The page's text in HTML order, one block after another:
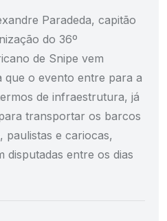
Paradeda, capitão
do 36º
de Snipe vem
o evento entre para a
de infraestrutura, já
transportar os barcos
paulistas e cariocas,
disputadas entre os dias